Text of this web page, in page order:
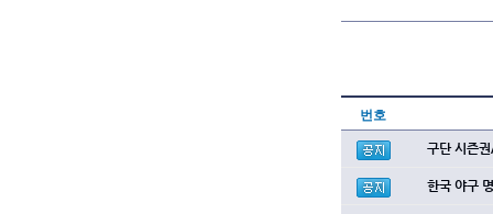
번호
구단 시즌
한국 야구